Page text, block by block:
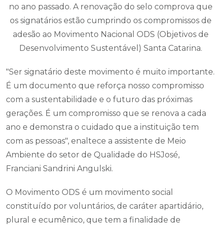
no ano passado. A renovação do selo comprova que
os signatários estão cumprindo os compromissos de
adesão ao Movimento Nacional ODS (Objetivos de
Desenvolvimento Sustentável) Santa Catarina.
"Ser signatário deste movimento é muito importante.
É um documento que reforça nosso compromisso
com a sustentabilidade e o futuro das próximas
gerações. É um compromisso que se renova a cada
ano e demonstra o cuidado que a instituição tem
com as pessoas", enaltece a assistente de Meio
Ambiente do setor de Qualidade do HSJosé,
Franciani Sandrini Angulski.
O Movimento ODS é um movimento social
constituído por voluntários, de caráter apartidário,
plural e ecumênico, que tem a finalidade de